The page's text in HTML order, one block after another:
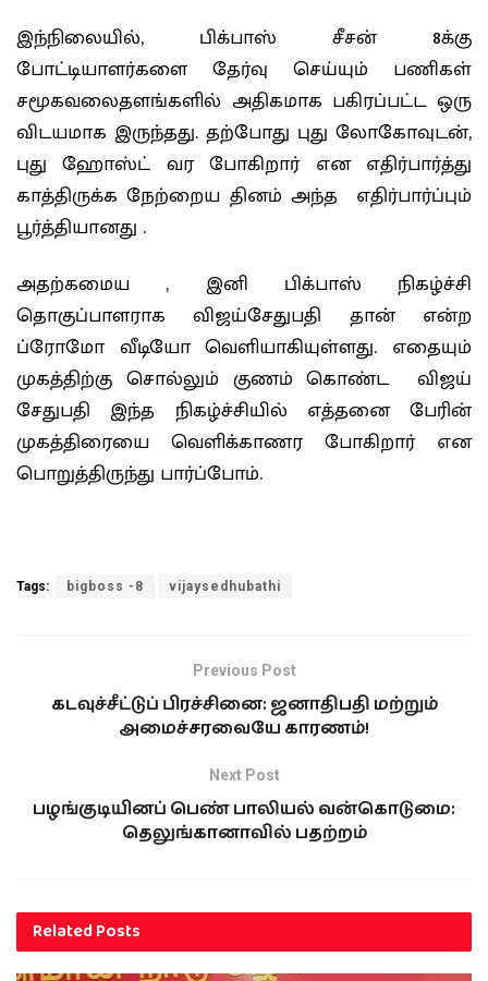
இந்நிலையில், பிக்பாஸ் சீசன் 8க்கு
போட்டியாளர்களை தேர்வு செய்யும் பணிகள்
சமூகவலைதளங்களில் அதிகமாக பகிரப்பட்ட ஒரு
விடயமாக இருந்தது. தற்போது புது லோகோவுடன்,
புது ஹோஸ்ட் வர போகிறார் என எதிர்பார்த்து
காத்திருக்க நேற்றைய தினம் அந்த எதிர்பார்ப்பும்
பூர்த்தியானது .
அதற்கமைய , இனி பிக்பாஸ் நிகழ்ச்சி
தொகுப்பாளராக விஜய்சேதுபதி தான் என்ற
ப்ரோமோ வீடியோ வெளியாகியுள்ளது. எதையும்
முகத்திற்கு சொல்லும் குணம் கொண்ட விஜய்
சேதுபதி இந்த நிகழ்ச்சியில் எத்தனை பேரின்
முகத்திரையை வெளிக்காணர போகிறார் என
பொறுத்திருந்து பார்ப்போம்.
Tags: bigboss -8 vijaysedhubathi
Previous Post
கடவுச்சீட்டுப் பிரச்சினை: ஜனாதிபதி மற்றும்
அமைச்சரவையே காரணம்!
Next Post
பழங்குடியினப் பெண் பாலியல் வன்கொடுமை:
தெலுங்கானாவில் பதற்றம்
RelatedPosts